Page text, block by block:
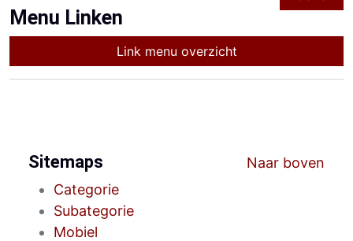
Menu Linken
Link menu overzicht
Naar boven
Sitemaps
Categorie
Subategorie
Mobiel